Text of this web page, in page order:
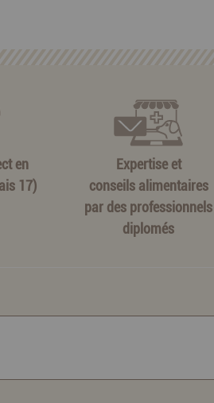
en
17)
Expertise et
conseils alimentaires
par des professionnels
diplomés